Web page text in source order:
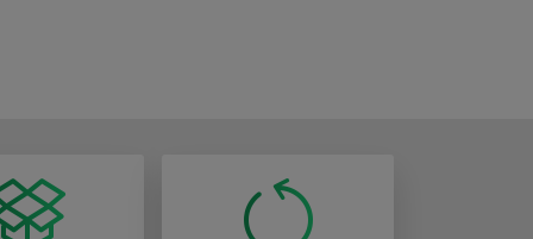
dostępne są w szerokiej gamie kolorów i wzorów,
sklepie są nie tylko praktyczne, ale także stylowe i